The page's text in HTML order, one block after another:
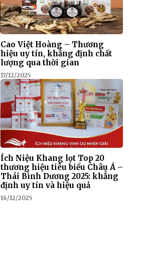
Cao Việt Hoàng – Thương
hiệu uy tín, khẳng định chất
lượng qua thời gian
17/12/2025
Ích Niệu Khang lọt Top 20
thương hiệu tiêu biểu Châu Á –
Thái Bình Dương 2025: khẳng
định uy tín và hiệu quả
16/12/2025